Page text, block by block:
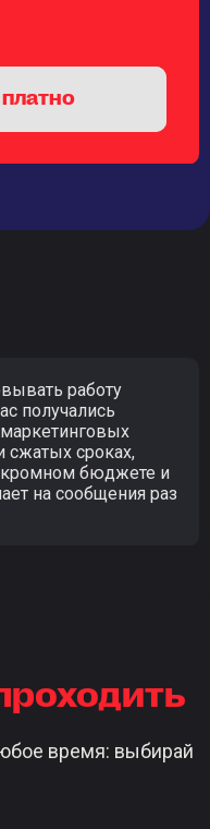
работу
получались
сжатых сроках,
бюджете и
на сообщения раз
время: выбирай